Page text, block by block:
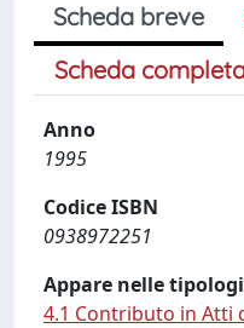
Scheda breve
Scheda
Anno
1995
Codice ISBN
0938972251
Appare nelle
4.1 Contributo in Atti